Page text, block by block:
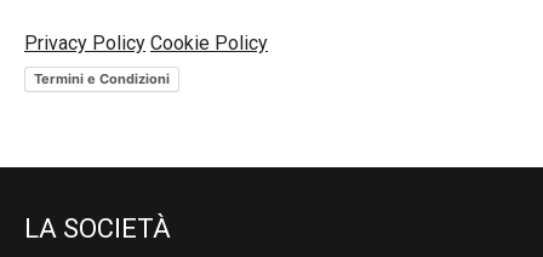
Privacy Policy Cookie Policy
Termini e Condizioni
LA SOCIETÀ